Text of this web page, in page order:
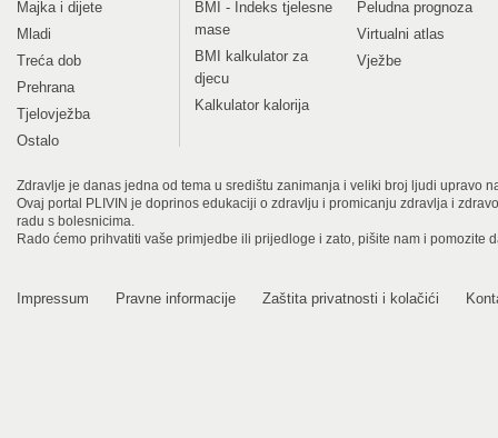
Majka i dijete
Mladi
Treća dob
Prehrana
Tjelovježba
Ostalo
BMI - Indeks tjelesne
mase
BMI kalkulator za
djecu
Kalkulator kalorija
Peludna prognoza
Virtualni atlas
Vježbe
Zdravlje je danas jedna od tema u središtu zanimanja i veliki broj ljudi upravo
Ovaj portal PLIVIN je doprinos edukaciji o zdravlju i promicanju zdravlja i
radu s bolesnicima.
Rado ćemo prihvatiti vaše primjedbe ili prijedloge i zato, pišite nam i pomozite
Impressum Pravne informacije Zaštita privatnosti i kolačići